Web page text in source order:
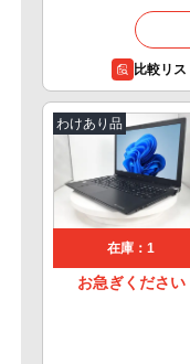
比較リ
わけあり品
在庫：1
お急ぎください